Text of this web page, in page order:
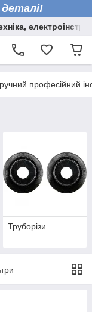
професійний
Труборізи